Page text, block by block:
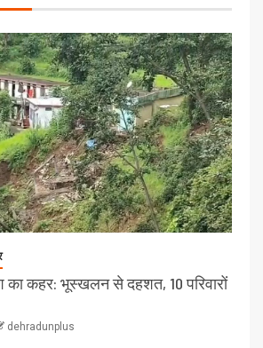
का कहर: भूस्खलन से दहशत, 10 परिवारों
dehradunplus